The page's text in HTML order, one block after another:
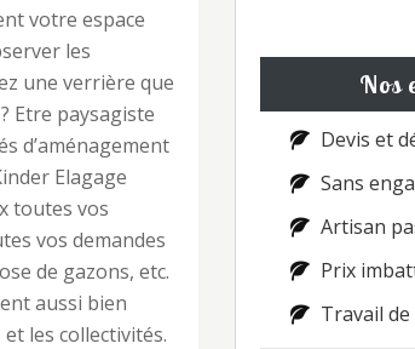
votre espace
les
une verrière que
Etre paysagiste
d’aménagement
Elagage
toutes vos
vos demandes
de gazons, etc.
aussi bien
les collectivités.
Nos
Devis et
Sans
Artisan
Prix
Travail